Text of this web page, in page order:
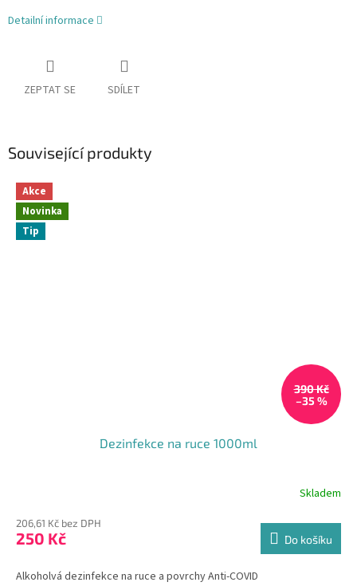
Detailní informace
ZEPTAT SE SDÍLET
Související produkty
Akce
Novinka
Tip
390 Kč
–35 %
Dezinfekce na ruce 1000ml
produktu
je
z
Skladem
206,61 Kč bez DPH
250 Kč Do košíku
Alkoholvá dezinfekce na ruce a povrchy Anti-COVID